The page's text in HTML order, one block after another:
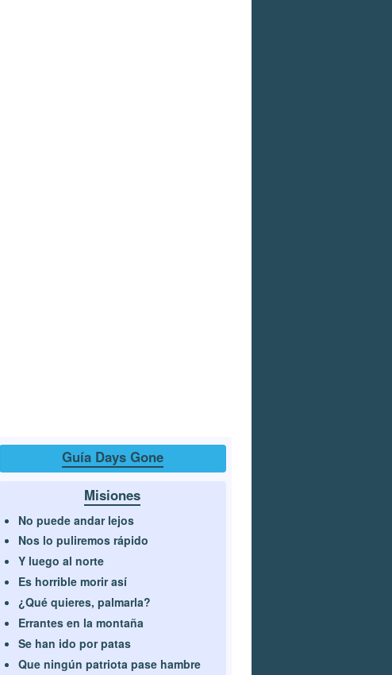
Guía Days Gone
Misiones
No puede andar lejos
Nos lo puliremos rápido
Y luego al norte
Es horrible morir así
¿Qué quieres, palmarla?
Errantes en la montaña
Se han ido por patas
Que ningún patriota pase hambre